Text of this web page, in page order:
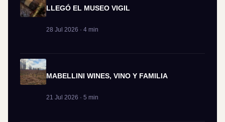
LLEGÓ EL MUSEO VIGIL
28 Jul 2026 · 4 min
MABELLINI WINES, VINO Y FAMILIA
21 Jul 2026 · 5 min